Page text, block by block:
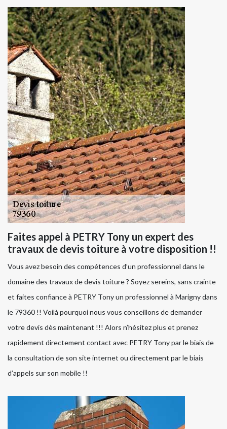
Faites appel à PETRY Tony un expert des
travaux de devis toiture à votre disposition !!
Vous avez besoin des compétences d’un professionnel dans le
domaine des travaux de devis toiture ? Soyez sereins, sans crainte
et faites confiance à PETRY Tony un professionnel à Marigny dans
le 79360 !! Voilà pourquoi nous vous conseillons de demander
votre devis dès maintenant !!! Alors n’hésitez plus et prenez
rapidement directement contact avec PETRY Tony par le biais de
la consultation de son site internet ou directement par le biais
d’appels sur son mobile !!